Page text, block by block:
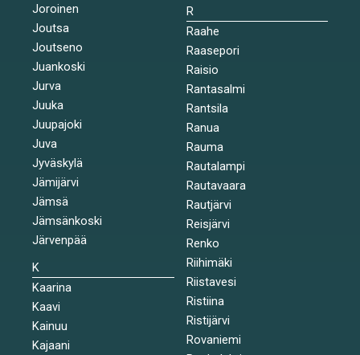
Joroinen
Joutsa
Joutseno
Juankoski
Jurva
Juuka
Juupajoki
Juva
Jyväskylä
Jämijärvi
Jämsä
Jämsänkoski
Järvenpää
K
Kaarina
Kaavi
Kainuu
Kajaani
R
Raahe
Raasepori
Raisio
Rantasalmi
Rantsila
Ranua
Rauma
Rautalampi
Rautavaara
Rautjärvi
Reisjärvi
Renko
Riihimäki
Riistavesi
Ristiina
Ristijärvi
Rovaniemi